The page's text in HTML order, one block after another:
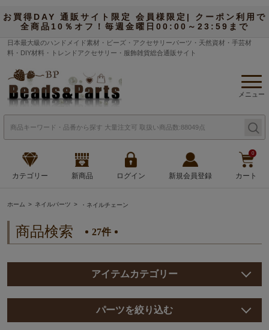
お買得DAY 通販サイト限定 会員様限定| クーポン利用で
全商品10％オフ！毎週金曜日00:00～23:59まで
日本最大級のハンドメイド素材・ビーズ・アクセサリーパーツ・天然資材・手芸材
料・DIY材料・トレンドアクセサリー・服飾雑貨総合通販サイト
メニュー
カテゴリー 新商品 ログイン 新規会員登録
0
カート
ホーム ネイルパーツ ・ネイルチェーン
商品検索 27件
アイテムカテゴリー
パーツを絞り込む